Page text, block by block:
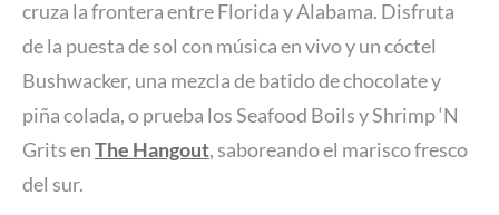
cruza la frontera entre Florida y Alabama. Disfruta
de la puesta de sol con música en vivo y un cóctel
Bushwacker, una mezcla de batido de chocolate y
piña colada, o prueba los Seafood Boils y Shrimp ‘N
Grits enThe Hangout, saboreando el marisco fresco
del sur.